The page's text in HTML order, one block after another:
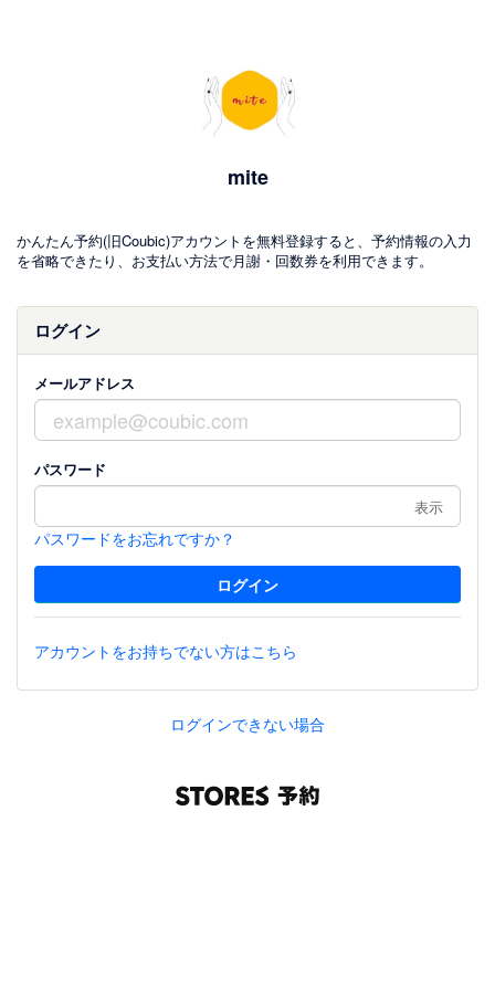
mite
かんたん予約(旧Coubic)アカウントを無料登録すると、予約情報の入力
を省略できたり、お支払い方法で月謝・回数券を利用できます。
ログイン
メールアドレス
パスワード
表示
パスワードをお忘れですか？
アカウントをお持ちでない方はこちら
ログインできない場合